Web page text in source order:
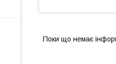
Поки що немає